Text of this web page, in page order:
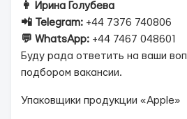
👩 Ирина Голубева
📲 Telegram: +44 7376 740806
💬 WhatsApp: +44 7467 048601
Буду рада ответить на ваши
подбором вакансии.
Упаковщики продукции «Apple»